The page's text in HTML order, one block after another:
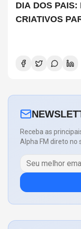
DIA DOS PAIS: IDEIAS DE PRESENTES
CRIATIVOS
Receba as
Alpha FM direto no